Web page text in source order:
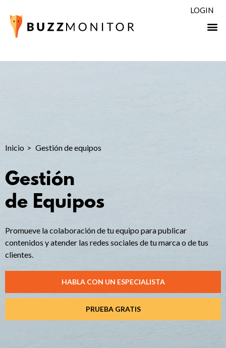
LOGIN
Inicio Gestión de equipos
Gestión
de Equipos
Promueve la colaboración de tu equipo para publicar
contenidos y atender las redes sociales de tu marca o de tus
clientes.
HABLA CON UN ESPECIALISTA
PRUEBA GRATIS